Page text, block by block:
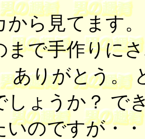
から見てます
まで手作りに
ありがとう。
しょうか？ で
いのですが・